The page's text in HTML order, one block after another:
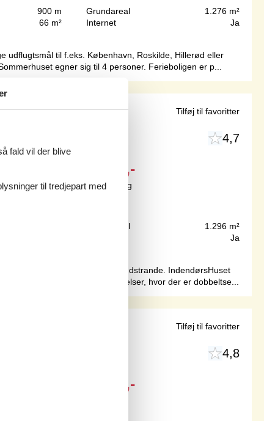
900 m
66 m²
Grundareal
1.276 m²
Internet
Ja
udflugtsmål til f.eks. København, Roskilde, Hillerød eller
egner sig til 4 personer. Ferieboligen er p...
Fyr
4,7
5.260,-
Inkl. rengøring og forsikring
Grundareal
1.296 m²
Ja
indkøbsmuligheder og sandstrande. IndendørsHuset
Huset har tre soveværelser, hvor der er dobbeltse...
Tilføj til favoritter
4,8
5.724,-
Tilføj til favoritter
fald vil der blive
til tredjepart med